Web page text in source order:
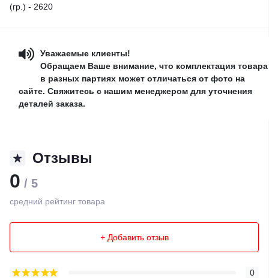
(гр.) - 2620
Уважаемые клиенты!
Обращаем Ваше внимание, что комплектация товара
в разных партиях может отличаться от фото на
сайте. Свяжитесь с нашим менеджером для уточнения
деталей заказа.
Отзывы
0 / 5
средний рейтинг товара
+ Добавить отзыв
0